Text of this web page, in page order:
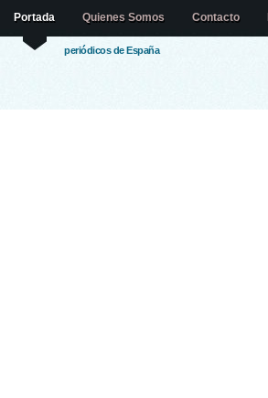
periódicos de España
Portada Quienes Somos Contacto